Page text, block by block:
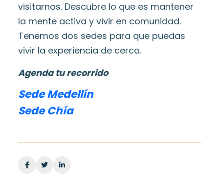
visitarnos. Descubre lo que es mantener
la mente activa y vivir en comunidad.
Tenemos dos sedes para que puedas
vivir la experiencia de cerca.
Agenda tu recorrido
Sede Medellín
Sede Chía
Facebook
TwitterLinkedin